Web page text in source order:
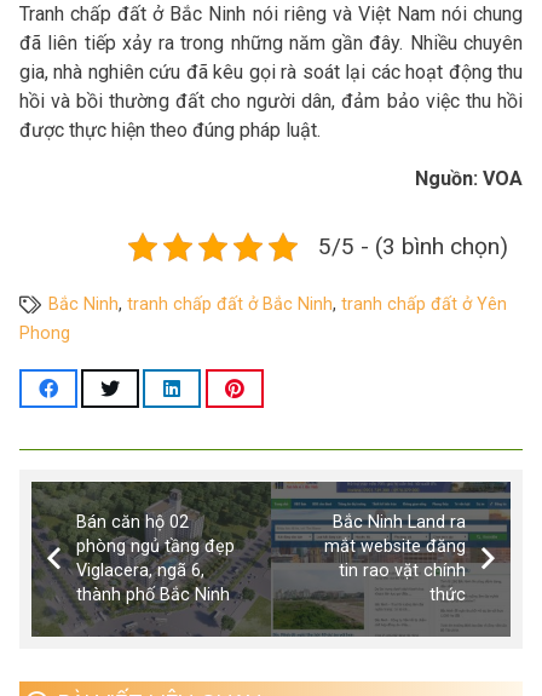
Tranh chấp đất ở Bắc Ninh nói riêng và Việt Nam nói chung
đã liên tiếp xảy ra trong những năm gần đây. Nhiều chuyên
gia, nhà nghiên cứu đã kêu gọi rà soát lại các hoạt động thu
hồi và bồi thường đất cho người dân, đảm bảo việc thu hồi
được thực hiện theo đúng pháp luật.
Nguồn: VOA
5/5 - (3 bình chọn)
Bắc Ninh, tranh chấp đất ở Bắc Ninh, tranh chấp đất ở Yên
Phong
Bán căn hộ 02
phòng ngủ tầng đẹp
Viglacera, ngã 6,
thành phố Bắc Ninh
Bắc Ninh Land ra
mắt website đăng
tin rao vặt chính
thức